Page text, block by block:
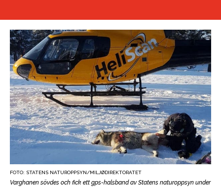
FOTO: STATENS NATUROPPSYN/MILJØDIREKTORATET
Varghanen sövdes och fick ett gps-halsband av Statens naturoppsyn under